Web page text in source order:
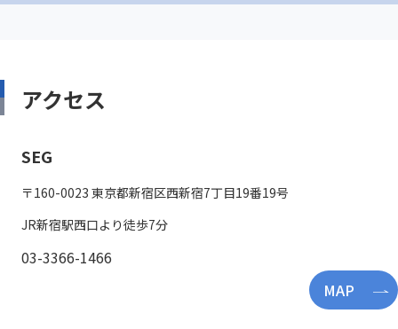
アクセス
SEG
〒160-0023 東京都新宿区西新宿7丁目19番19号
JR新宿駅西口より徒歩7分
03-3366-1466
MAP